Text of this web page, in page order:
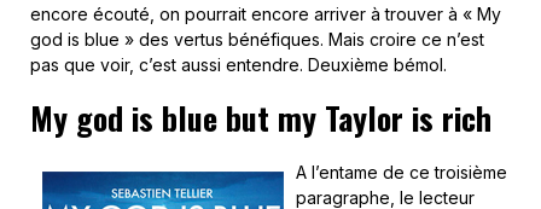
encore écouté, on pourrait encore arriver à trouver à « My
god is blue » des vertus bénéfiques. Mais croire ce n’est
pas que voir, c’est aussi entendre. Deuxième bémol.
My god is blue but my Taylor is rich
A l’entame de ce troisième
paragraphe, le lecteur